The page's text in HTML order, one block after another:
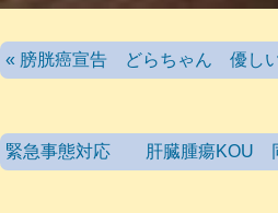
« 膀胱癌宣告 どらちゃん 優し
緊急事態対応 肝臓腫瘍KOU